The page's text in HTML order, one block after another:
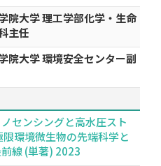
院大学 理工学部化学・生命
主任
院大学 環境安全センター副
センシングと高水圧スト
限環境微生物の先端科学と
線 (単著) 2023